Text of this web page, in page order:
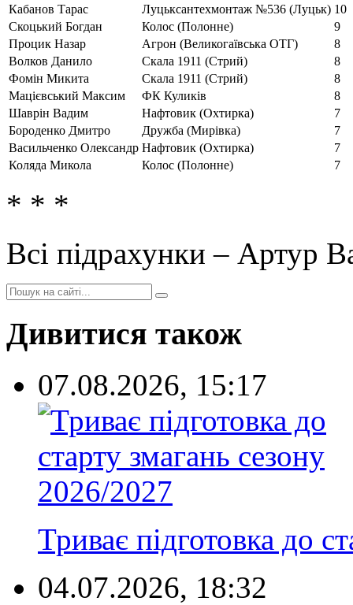
Кабанов Тарас
Луцьксантехмонтаж №536 (Луцьк) 10
Скоцький Богдан
Колос (Полонне)
9
Процик Назар
Агрон (Великогаївська ОТГ)
8
Волков Данило
Скала 1911 (Стрий)
8
Фомін Микита
Скала 1911 (Стрий)
8
Мацієвський Максим
ФК Куликів
8
Шаврін Вадим
Нафтовик (Охтирка)
7
Бороденко Дмитро
Дружба (Мирівка)
7
Васильченко Олександр Нафтовик (Охтирка)
7
Коляда Микола
Колос (Полонне) 7
* * *
Всі підрахунки – Артур
Дивитися також
07.08.2026, 15:17
Триває підготовка до
04.07.2026, 18:32